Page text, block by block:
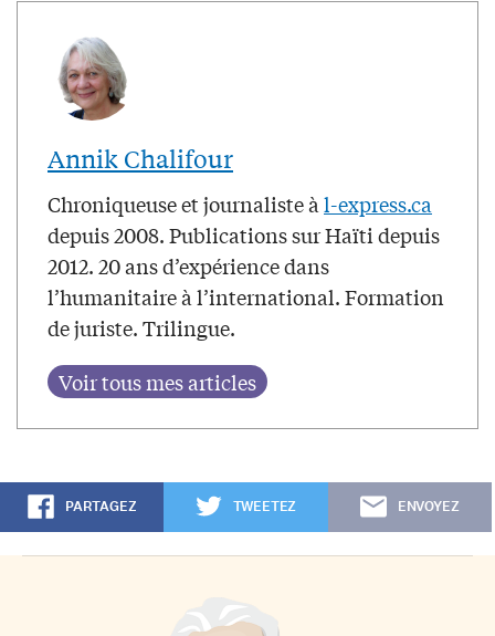
Annik Chalifour
Chroniqueuse et journaliste à l-express.ca
depuis 2008. Publications sur Haïti depuis
2012. 20 ans d’expérience dans
l’humanitaire à l’international. Formation
de juriste. Trilingue.
PARTAGEZ TWEETEZ ENVOYEZ